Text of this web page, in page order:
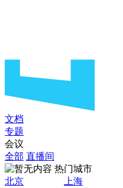
文档
专题
会议
全部 直播间
热门城市
北京
上海